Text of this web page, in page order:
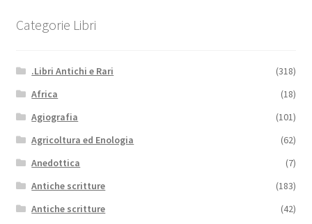
Categorie Libri
.Libri Antichi e Rari
(318)
Africa
(18)
Agiografia
(101)
Agricoltura ed Enologia
(62)
Anedottica
(7)
Antiche scritture
(183)
Antiche scritture
(42)